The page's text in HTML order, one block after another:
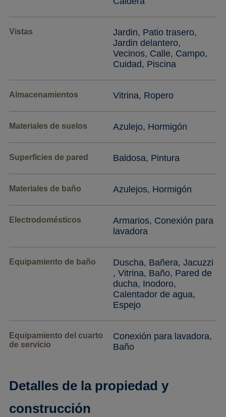
Vistas
Jardin, Patio trasero,
Jardin delantero,
Vecinos, Calle, Campo,
Cuidad, Piscina
Almacenamientos Vitrina, Ropero
Materiales de suelos Azulejo, Hormigón
Superficies de pared Baldosa, Pintura
Materiales de baño Azulejos, Hormigón
Electrodomésticos
Armarios, Conexión para
lavadora
Equipamiento de baño
Duscha, Bañera, Jacuzzi
, Vitrina, Baño, Pared de
ducha, Inodoro,
Calentador de agua,
Espejo
Equipamiento del cuarto
de servicio
Conexión para lavadora,
Baño
Detalles de la propiedad y
construcción